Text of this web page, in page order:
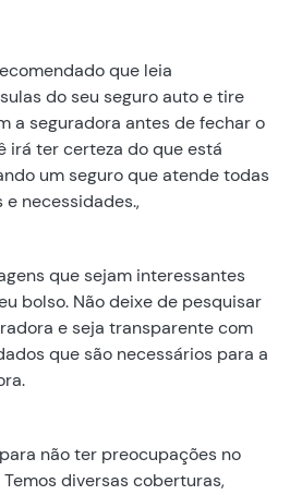
que leia
do seu seguro auto e tire
a seguradora antes de fechar o
irá ter certeza do que está
um seguro que atende todas
necessidades.,
que sejam interessantes
bolso. Não deixe de pesquisar
e seja transparente com
que são necessários para a
não ter preocupações no
diversas coberturas,